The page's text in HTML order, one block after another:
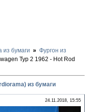
из бумаги
Фургон из
Typ 2 1962 - Hot Rod
из бумаги
24.11.2018, 15:55